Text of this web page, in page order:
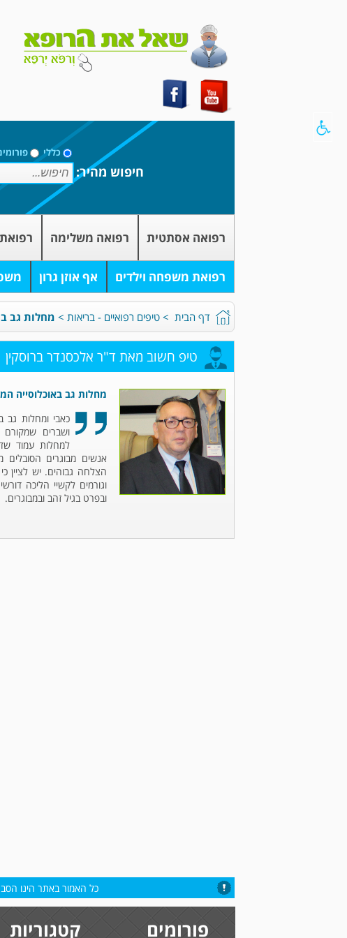
כללי
חיפוש מהיר:
רפואה אסתטית רפואה משלימה רפואת
רפואת משפחה וילדים אף אוזן גרון
דף הבית > טיפים רפואיים - בריאות > מחלות גב
טיפ חשוב מאת ד"ר אלכסנדר ברוסקין
מחלות גב באוכלוסייה
כאבי ומחלות גב
ושברים שמקורם
למחלות עמוד
אנשים מבוגרים הסובלים
הצלחה גבוהים. יש לציין
וגורמים לקשיי הליכה
ובפרט בגיל זהב ובמבוגרים.
כל האמור באתר הינו
פורומים קטגוריות